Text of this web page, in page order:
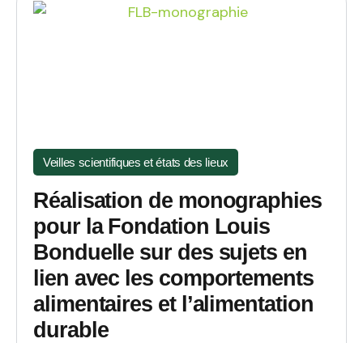
Veilles scientifiques et états des lieux
Réalisation de monographies
pour la Fondation Louis
Bonduelle sur des sujets en
lien avec les comportements
alimentaires et l’alimentation
durable